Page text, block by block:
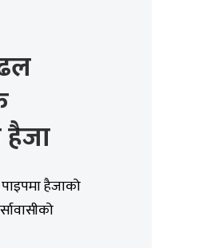
हैजा
हैजाको